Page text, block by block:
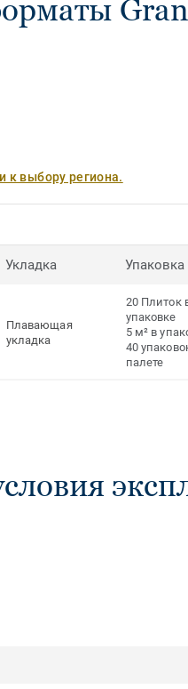
к выбору региона.
Укладка Упаковка
Плавающая
укладка
20 Плиток
упаковке
5 м² в
40
палете